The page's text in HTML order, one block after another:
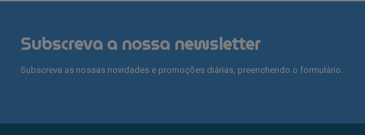
Subscreva a nossa newsletter
Subscreva as nossas novidades e promoções diárias, preenchendo o formulário.